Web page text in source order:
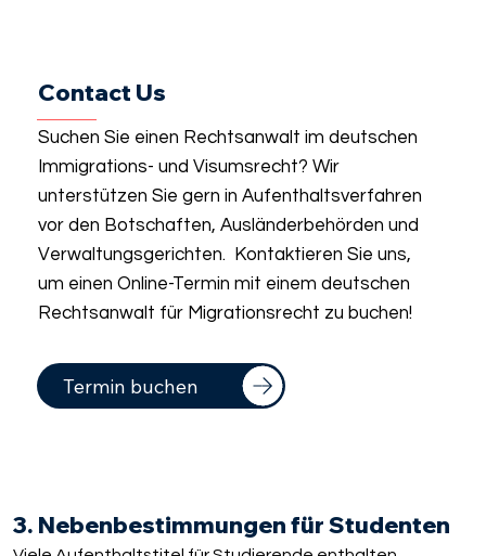
Contact Us
Suchen Sie einen Rechtsanwalt im deutschen
Immigrations- und Visumsrecht? Wir
unterstützen Sie gern in Aufenthaltsverfahren
vor den Botschaften, Ausländerbehörden und
Verwaltungsgerichten. Kontaktieren Sie uns,
um einen Online-Termin mit einem deutschen
Rechtsanwalt für Migrationsrecht zu buchen!
Termin buchen
3. Nebenbestimmungen für Studenten